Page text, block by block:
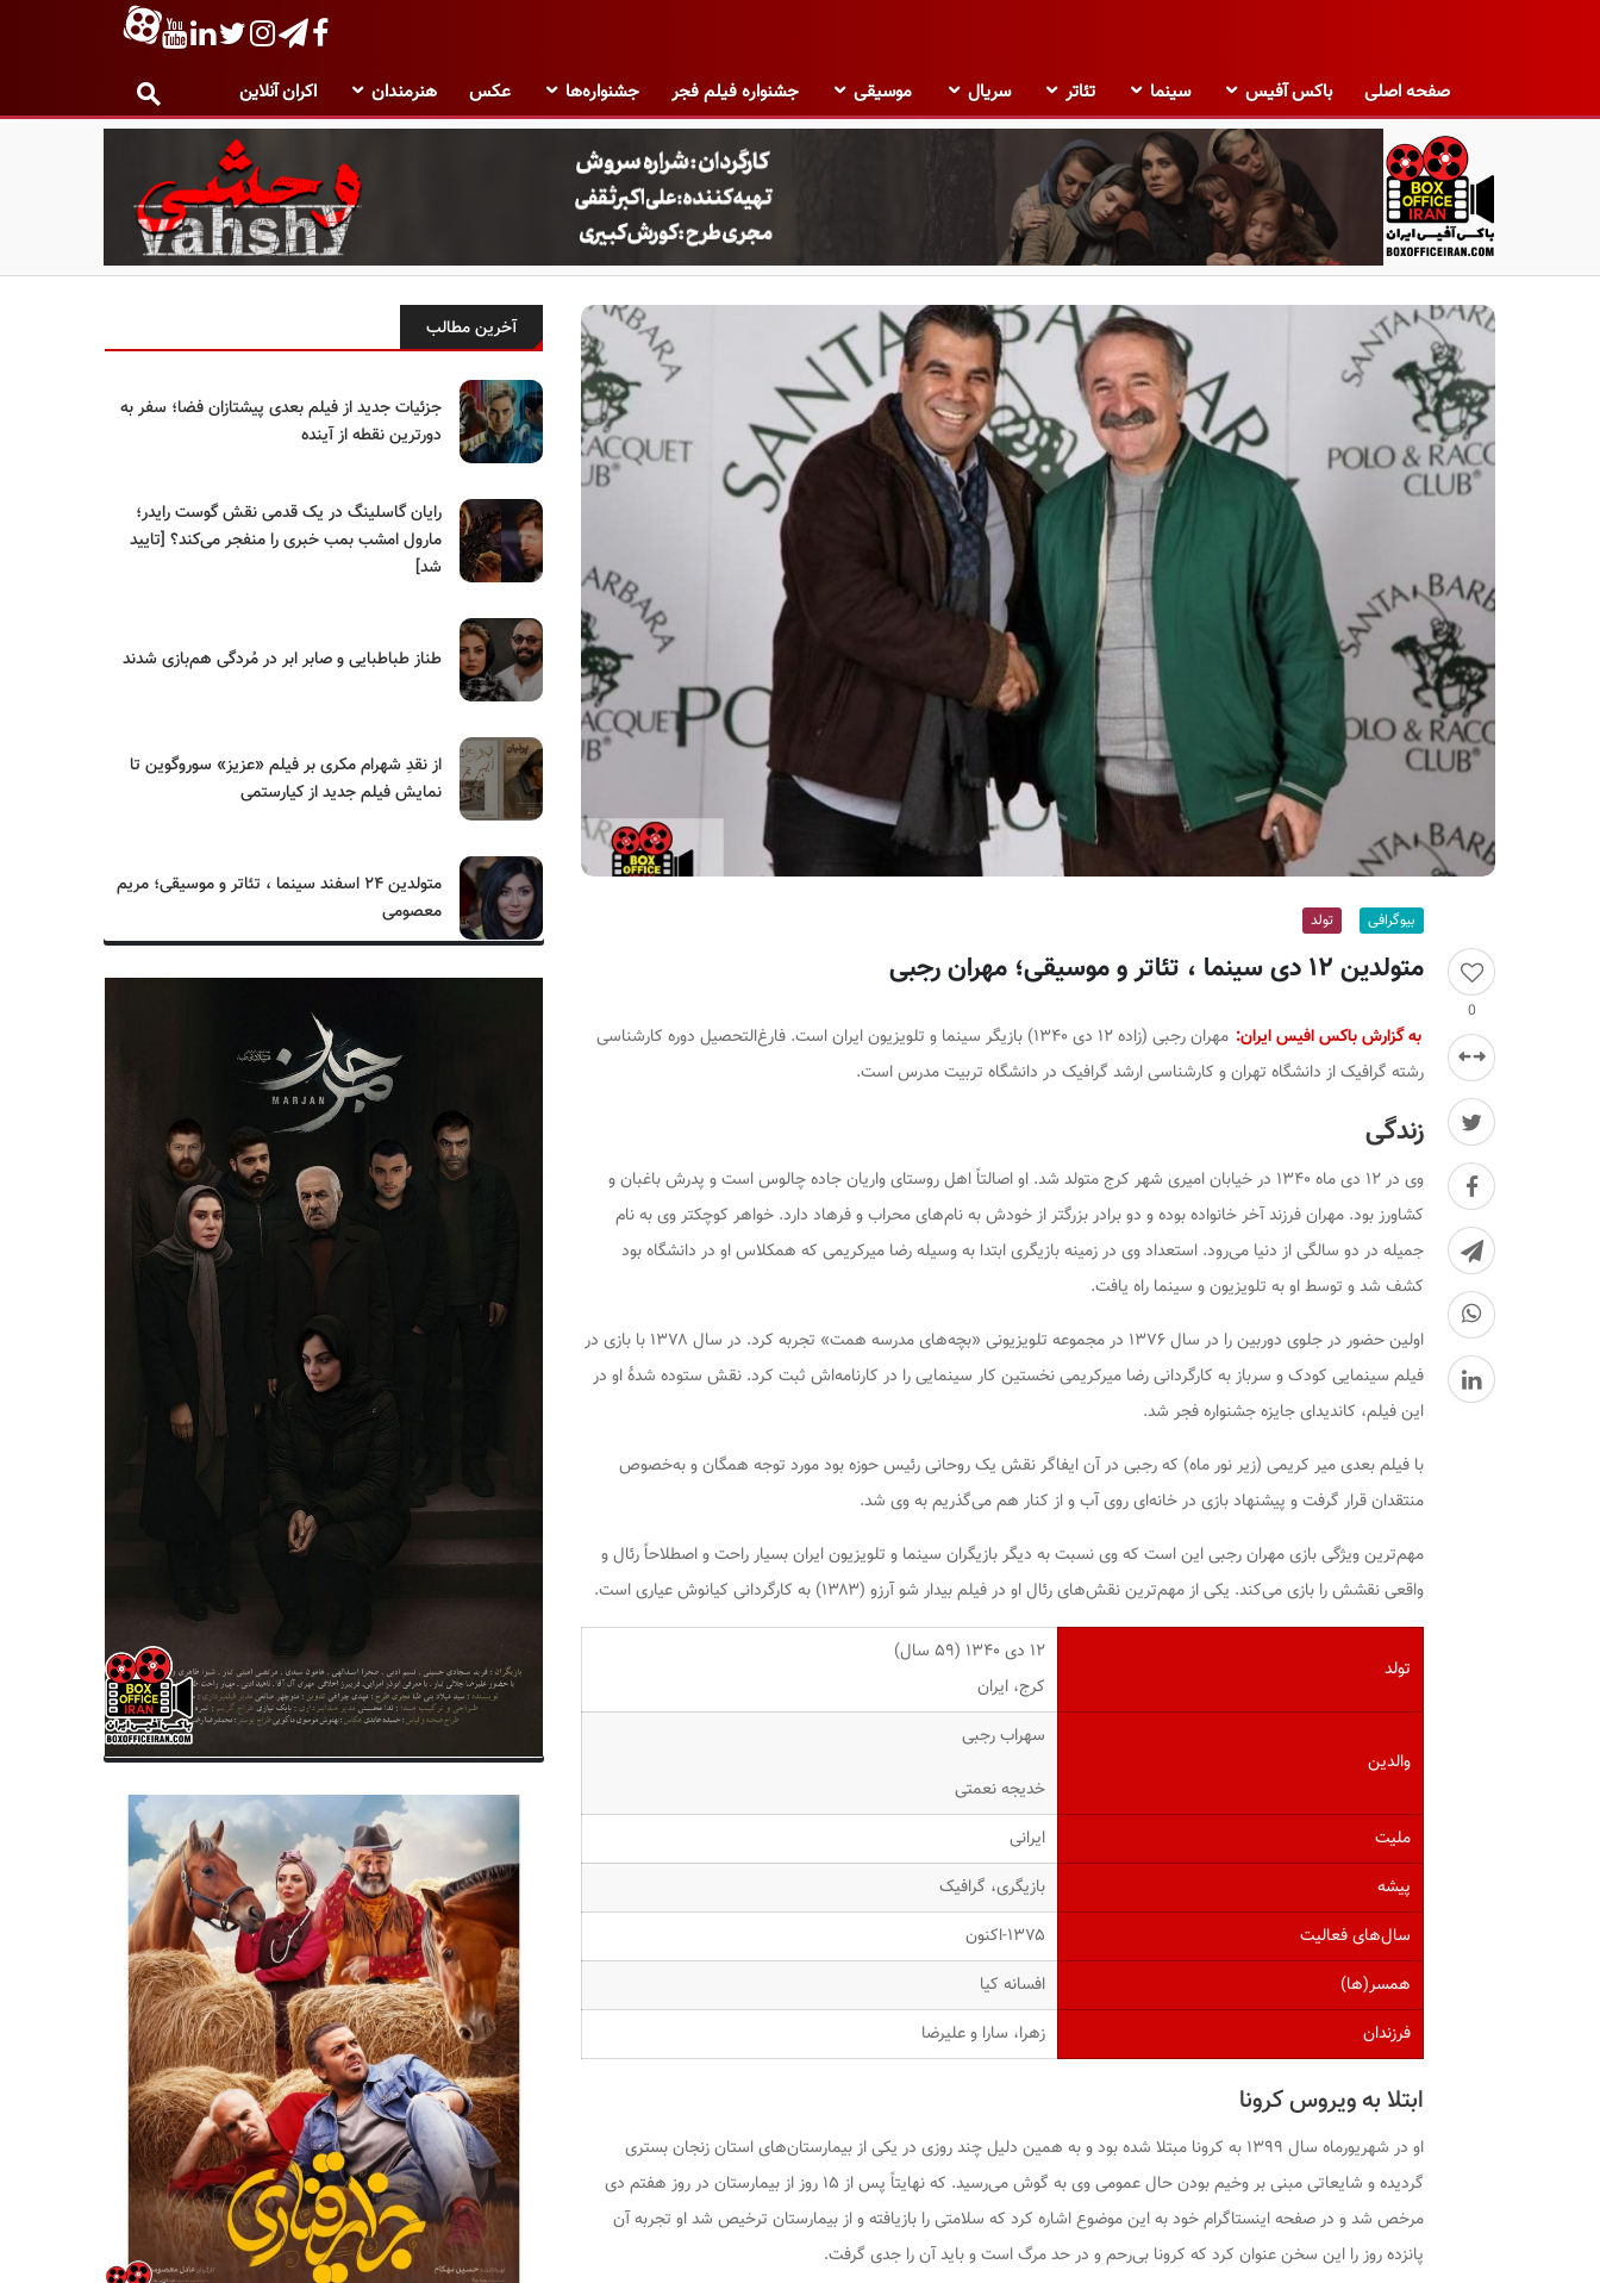
صفحه اصلی باکس آفیس سینما تئاتر سریال موسیقی جشنواره فیلم فجر جشنواره‌ها عکس هنرمندان اکران آنلاین
ب
ک
آ
ی
س
ن
0
بیوگرافی تولد
متولدین ۱۲ دی سینما ، تئاتر و موسیقی؛ مهران رجبی
به گزارش باکس افیس ایران: مهران رجبی (زاده ۱۲ دی ۱۳۴۰)
بازیگر سینما و تلویزیون ایران است. فارغ‌التحصیل دوره کارشناسی
رشته گرافیک از دانشگاه تهران و کارشناسی ارشد گرافیک در دانشگاه تربیت مدرس است.
زندگی
وی در ۱۲ دی ماه ۱۳۴۰ در خیابان امیری شهر کرج متولد شد. او اصالتاً اهل روستای واریان جاده چالوس است و پدرش باغبان و
کشاورز بود. مهران فرزند آخر خانواده بوده و دو برادر بزرگتر از خودش به نام‌های محراب و فرهاد دارد. خواهر کوچکتر وی به نام
جمیله در دو سالگی از دنیا می‌رود. استعداد وی در زمینه بازیگری ابتدا به وسیله رضا میرکریمی که همکلاس او در دانشگاه بود
کشف شد و توسط او به تلویزیون و سینما راه یافت.
اولین حضور در جلوی دوربین را در سال ۱۳۷۶ در مجموعه تلویزیونی «بچه‌های مدرسه همت» تجربه کرد. در سال ۱۳۷۸ با بازی در
فیلم سینمایی کودک و سرباز به کارگردانی رضا میرکریمی نخستین کار سینمایی را در کارنامه‌اش ثبت کرد. نقش ستوده شدۀ او در
این فیلم، کاندیدای جایزه جشنواره فجر شد.
با فیلم بعدی میر کریمی (زیر نور ماه) که رجبی در آن ایفاگر نقش یک روحانی رئیس حوزه بود مورد توجه همگان و به‌خصوص
منتقدان قرار گرفت و پیشنهاد بازی در خانه‌ای روی آب و از کنار هم می‌گذریم به وی شد.
مهم‌ترین ویژگی بازی مهران رجبی این است که وی نسبت به دیگر بازیگران سینما و تلویزیون ایران بسیار راحت و اصطلاحاً رئال و
واقعی نقشش را بازی می‌کند. یکی از مهم‌ترین نقش‌های رئال او در فیلمبیدار شو آرزو (۱۳۸۳) به کارگردانی کیانوش عیاری است.
تولد
۱۲ دی ۱۳۴۰ ‏(۵۹ سال)
کرج، ایران
والدین
سهراب رجبی
خدیجه نعمتی
ملیت
ایرانی
پیشه
بازیگری، گرافیک
سال‌های فعالیت
۱۳۷۵-اکنون
همسر(ها)
افسانه کیا
فرزندان
زهرا، سارا و علیرضا
ابتلا به ویروس کرونا
او در شهریورماه سال ۱۳۹۹ به کرونا مبتلا شده بود و به همین دلیل چند روزی در یکی از بیمارستان‌های استان زنجان بستری
گردیده و شایعاتی مبنی بر وخیم بودن حال عمومی وی به گوش می‌رسید. که نهایتاً پس از ۱۵ روز از بیمارستان در روز هفتم دی
مرخص شد و در صفحه اینستاگرام خود به این موضوع اشاره کرد که سلامتی را بازیافته و از بیمارستان ترخیص شد او تجربه آن
پانزده روز را این سخن عنوان کرد که کرونا بی‌رحم و در حد مرگ است و باید آن را جدی گرفت.
آخرین مطالب
جزئیات جدید از فیلم بعدی پیشتازان فضا؛ سفر به
دورترین نقطه از آینده
رایان گاسلینگ در یک قدمی نقش گوست رایدر؛
مارول امشب بمب خبری را منفجر می‌کند؟ [تایید
شد]
طناز طباطبایی و صابر ابر در مُردگی هم‌بازی شدند
از نقدِ شهرام مکری بر فیلم «عزیز» سوروگوین تا
نمایش فیلم جدید از کیارستمی
متولدین ۲۴ اسفند سینما ، تئاتر و موسیقی؛ مریم
معصومی